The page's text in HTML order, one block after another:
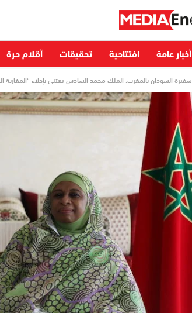
أخبار عامة افتتاحية تحقيقات أقلام حرة
سفيرة السودان بالمغرب: الملك محمد السادس يعتني بإجلاء “المغاربة